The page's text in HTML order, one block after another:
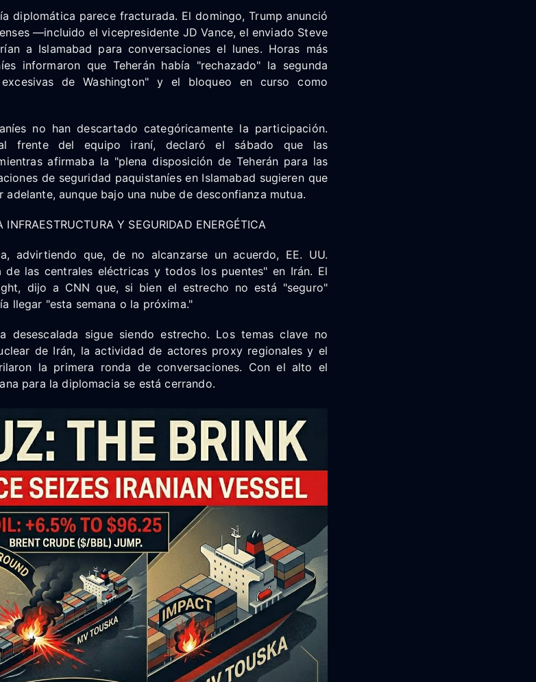
diplomática parece fracturada. El domingo, Trump anunció
—incluido el vicepresidente JD Vance, el enviado Steve
a Islamabad para conversaciones el lunes. Horas más
informaron que Teherán había "rechazado" la segunda
de Washington" y el bloqueo en curso como
no han descartado categóricamente la participación.
al frente del equipo iraní, declaró el sábado que las
afirmaba la "plena disposición de Teherán para las
de seguridad paquistaníes en Islamabad sugieren que
aunque bajo una nube de desconfianza mutua.
Y SEGURIDAD ENERGÉTICA
advirtiendo que, de no alcanzarse un acuerdo, EE. UU.
las centrales eléctricas y todos los puentes" en Irán. El
dijo a CNN que, si bien el estrecho no está "seguro"
llegar "esta semana o la próxima."
desescalada sigue siendo estrecho. Los temas clave no
de Irán, la actividad de actores proxy regionales y el
la primera ronda de conversaciones. Con el alto el
para la diplomacia se está cerrando.